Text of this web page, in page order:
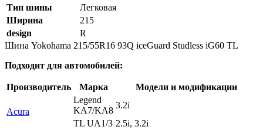
Тип шины
Легковая
Ширина
215
design
R
Шина Yokohama 215/55R16 93Q iceGuard Studless iG60 TL
Подходит для автомобилей:
Производитель Марка Модели и модификации
Acura
Legend
KA7/KA8
3.2i
TL UA1/3 2.5i, 3.2i